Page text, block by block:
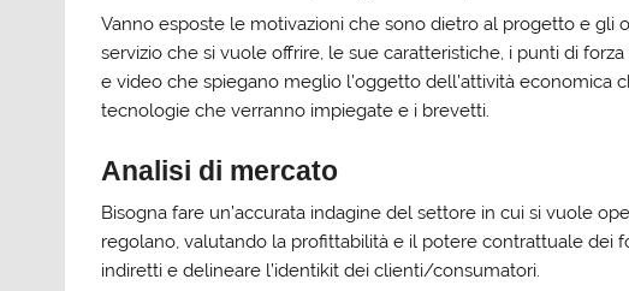
Vanno esposte le motivazioni che sono dietro al progetto e gli
servizio che si vuole offrire, le sue caratteristiche, i punti di
e video che spiegano meglio l’oggetto dell’attività economica
tecnologie che verranno impiegate e i brevetti.
Analisi di mercato
Bisogna fare un’accurata indagine del settore in cui si vuole
regolano, valutando la profittabilità e il potere contrattuale dei
indiretti e delineare l’identikit dei clienti/consumatori.